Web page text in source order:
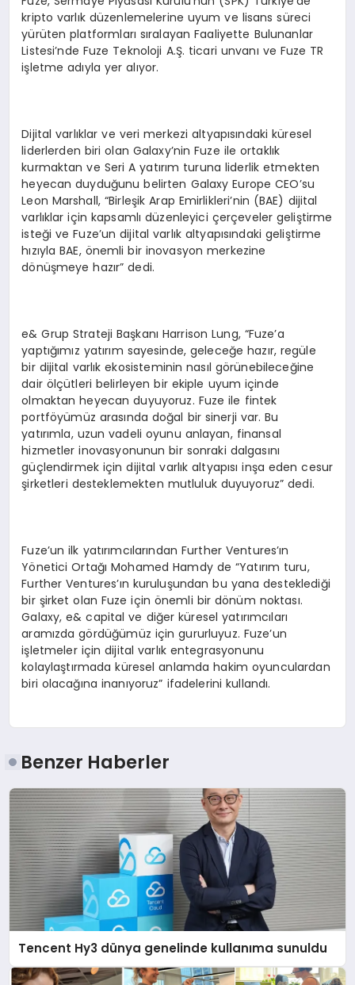
kripto varlık düzenlemelerine uyum ve lisans süreci
yürüten platformları sıralayan Faaliyette Bulunanlar
Listesi’nde Fuze Teknoloji A.Ş. ticari unvanı ve Fuze TR
işletme adıyla yer alıyor.
Dijital varlıklar ve veri merkezi altyapısındaki küresel
liderlerden biri olan Galaxy’nin Fuze ile ortaklık
kurmaktan ve Seri A yatırım turuna liderlik etmekten
heyecan duyduğunu belirten Galaxy Europe CEO’su
Leon Marshall, “Birleşik Arap Emirlikleri’nin (BAE) dijital
varlıklar için kapsamlı düzenleyici çerçeveler geliştirme
isteği ve Fuze’un dijital varlık altyapısındaki geliştirme
hızıyla BAE, önemli bir inovasyon merkezine
dönüşmeye hazır” dedi.
e& Grup Strateji Başkanı Harrison Lung, “Fuze’a
yaptığımız yatırım sayesinde, geleceğe hazır, regüle
bir dijital varlık ekosisteminin nasıl görünebileceğine
dair ölçütleri belirleyen bir ekiple uyum içinde
olmaktan heyecan duyuyoruz. Fuze ile fintek
portföyümüz arasında doğal bir sinerji var. Bu
yatırımla, uzun vadeli oyunu anlayan, finansal
hizmetler inovasyonunun bir sonraki dalgasını
güçlendirmek için dijital varlık altyapısı inşa eden cesur
şirketleri desteklemekten mutluluk duyuyoruz” dedi.
Fuze’un ilk yatırımcılarından Further Ventures’ın
Yönetici Ortağı Mohamed Hamdy de “Yatırım turu,
Further Ventures’ın kuruluşundan bu yana desteklediği
bir şirket olan Fuze için önemli bir dönüm noktası.
Galaxy, e& capital ve diğer küresel yatırımcıları
aramızda gördüğümüz için gururluyuz. Fuze’un
işletmeler için dijital varlık entegrasyonunu
kolaylaştırmada küresel anlamda hakim oyunculardan
biri olacağına inanıyoruz” ifadelerini kullandı.
Benzer Haberler
Tencent Hy3 dünya genelinde kullanıma sunuldu